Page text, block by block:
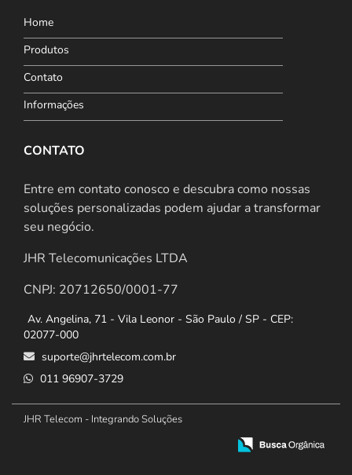
Home
Produtos
Contato
Informações
CONTATO
Entre em contato conosco e descubra como nossas
soluções personalizadas podem ajudar a transformar
seu negócio.
JHR Telecomunicações LTDA
CNPJ: 20712650/0001-77
Av. Angelina, 71 - Vila Leonor - São Paulo / SP - CEP:
02077-000
suporte@jhrtelecom.com.br
011 96907-3729
JHR Telecom - Integrando Soluções